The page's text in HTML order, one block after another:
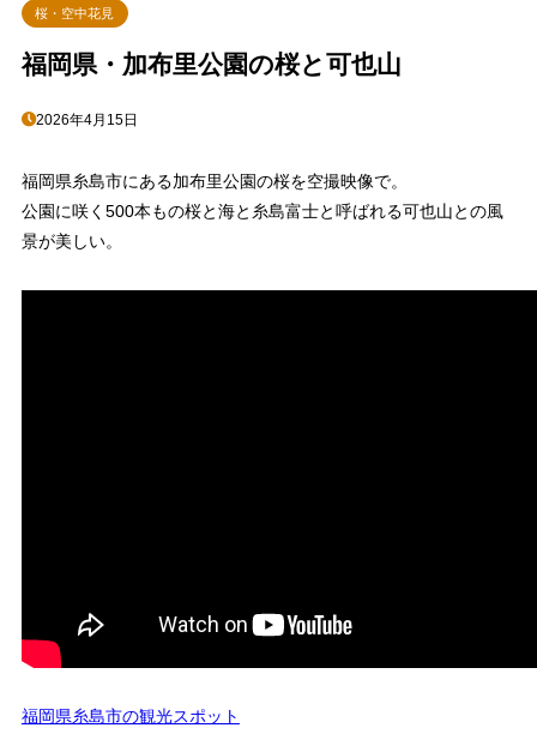
桜・空中花見
福岡県・加布里公園の桜と可也山
2026年4月15日
福岡県糸島市にある加布里公園の桜を空撮映像で。
公園に咲く500本もの桜と海と糸島富士と呼ばれる可也山との風
景が美しい。
福岡県糸島市の観光スポット